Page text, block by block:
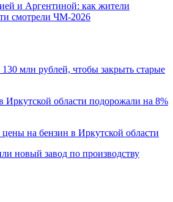
и Аргентиной: как жители
смотрели ЧМ-2026
130 млн рублей, чтобы закрыть старые
Иркутской области подорожали на 8%
на бензин в Иркутской области
новый завод по производству